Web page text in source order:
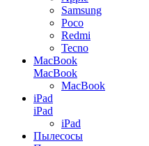
Samsung
Poco
Redmi
Tecno
MacBook
MacBook
MacBook
iPad
iPad
iPad
Пылесосы